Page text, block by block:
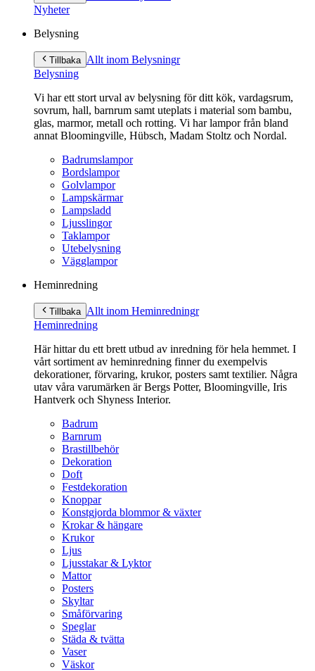
innehållNyheter
Belysning
Tillbaka Allt inom Belysningr
Belysning
Vi har ett stort urval av belysning för ditt kök, vardagsrum,
sovrum, hall, barnrum samt uteplats i material som bambu,
glas, marmor, metall och rotting. Vi har lampor från bland
annat Bloomingville, Hübsch, Madam Stoltz och Nordal.
Badrumslampor
Bordslampor
Golvlampor
Lampskärmar
Lampsladd
Ljusslingor
Taklampor
Utebelysning
Vägglampor
Heminredning
Tillbaka Allt inom Heminredningr
Heminredning
Här hittar du ett brett utbud av inredning för hela hemmet. I
vårt sortiment av heminredning finner du exempelvis
dekorationer, förvaring, krukor, posters samt textilier. Några
utav våra varumärken är Bergs Potter, Bloomingville, Iris
Hantverk och Shyness Interior.
Badrum
Barnrum
Brastillbehör
Dekoration
Doft
Festdekoration
Knoppar
Konstgjorda blommor & växter
Krokar & hängare
Krukor
Ljus
Ljusstakar & Lyktor
Mattor
Posters
Skyltar
Småförvaring
Speglar
Städa & tvätta
Vaser
Väskor